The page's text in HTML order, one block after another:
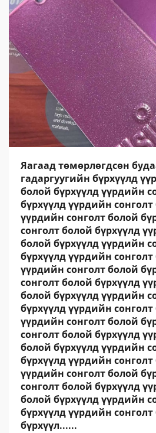
Яагаад төмөрлөгдсөн
гадаргуугийн бүрхүүлд
болой бүрхүүлд үүрдийн
бүрхүүлд үүрдийн
үүрдийн сонголт болой
сонголт болой бүрхүүлд
болой бүрхүүлд үүрдийн
бүрхүүлд үүрдийн
үүрдийн сонголт болой
сонголт болой бүрхүүлд
болой бүрхүүлд үүрдийн
бүрхүүлд үүрдийн
үүрдийн сонголт болой
сонголт болой бүрхүүлд
болой бүрхүүлд үүрдийн
бүрхүүлд үүрдийн
үүрдийн сонголт болой
сонголт болой бүрхүүлд
болой бүрхүүлд үүрдийн
бүрхүүлд үүрдийн
бүрхүүл......